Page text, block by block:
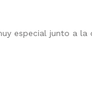
especial junto a